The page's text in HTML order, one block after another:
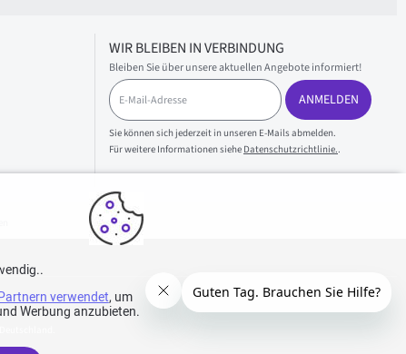
WIR BLEIBEN IN VERBINDUNG
Bleiben Sie über unsere aktuellen Angebote informiert!
E
-
M
a
i
l
A
d
r
e
e
ANMELDEN
Sie können sich jederzeit in unseren E-Mails abmelden.
Für weitere Informationen siehe Datenschutzrichtlinie..
verwendet, um
Werbung anzubieten.